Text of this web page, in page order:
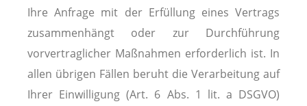
Ihre Anfrage mit der Erfüllung eines Vertrags
zusammenhängt oder zur Durchführung
vorvertraglicher Maßnahmen erforderlich ist. In
allen übrigen Fällen beruht die Verarbeitung auf
Ihrer Einwilligung (Art. 6 Abs. 1 lit. a DSGVO)